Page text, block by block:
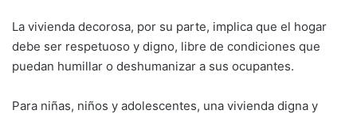
La vivienda decorosa, por su parte, implica que el hogar
debe ser respetuoso y digno, libre de condiciones que
puedan humillar o deshumanizar a sus ocupantes.
Para niñas, niños y adolescentes, una vivienda digna y